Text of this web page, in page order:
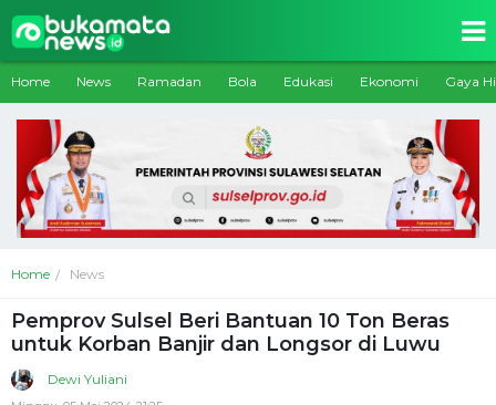
Home News Ramadan Bola Edukasi Ekonomi Gaya
Home News
Pemprov Sulsel Beri Bantuan 10 Ton Beras
untuk Korban Banjir dan Longsor di Luwu
Dewi Yuliani